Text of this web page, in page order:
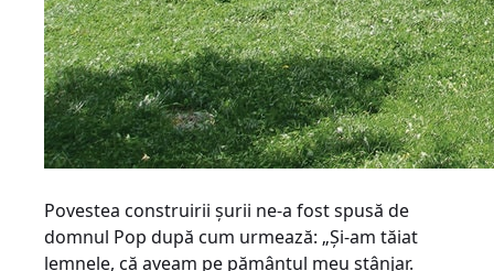
Povestea construirii şurii ne-a fost spusă de
domnul Pop după cum urmează: „Şi-am tăiat
lemnele, că aveam pe pământul meu stânjar.